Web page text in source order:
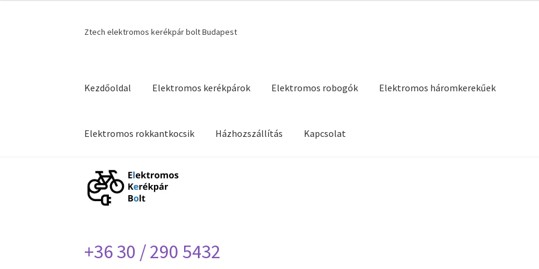
Ugrás
Kilépés
Ztech elektromos kerékpár bolt Budapest
Kezdőoldal Elektromos kerékpárok Elektromos robogók Elektromos háromkerekűek
Elektromos rokkantkocsik Házhozszállítás Kapcsolat
Kezdőlap BlogHázhozszállítás
+36 30 / 290 5432